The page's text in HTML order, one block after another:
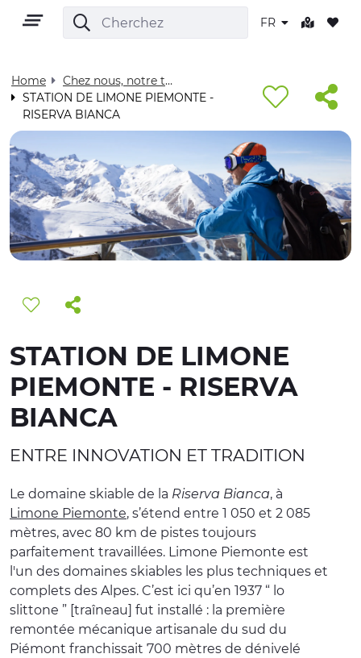
FR
TERRITOIRE
CULTURE
NATURE ET BIEN-ÊTRE
EXPÉRIENCES
ÉVÉNEMENTS
OFFERTE
ACCUEIL
Home
Chez nous, notre territoire - Visit Cuneese
STATION DE LIMONE PIEMONTE -
RISERVA BIANCA
STATION DE LIMONE
PIEMONTE - RISERVA
BIANCA
ENTRE INNOVATION ET TRADITION
Le domaine skiable de la Riserva Bianca, à
Limone Piemonte, s’étend entre 1 050 et 2 085
mètres, avec 80 km de pistes toujours
parfaitement travaillées. Limone Piemonte est
l'un des domaines skiables les plus techniques et
complets des Alpes. C’est ici qu’en 1937 “ lo
slittone ” [traîneau] fut installé : la première
remontée mécanique artisanale du sud du
Piémont franchissait 700 mètres de dénivelé